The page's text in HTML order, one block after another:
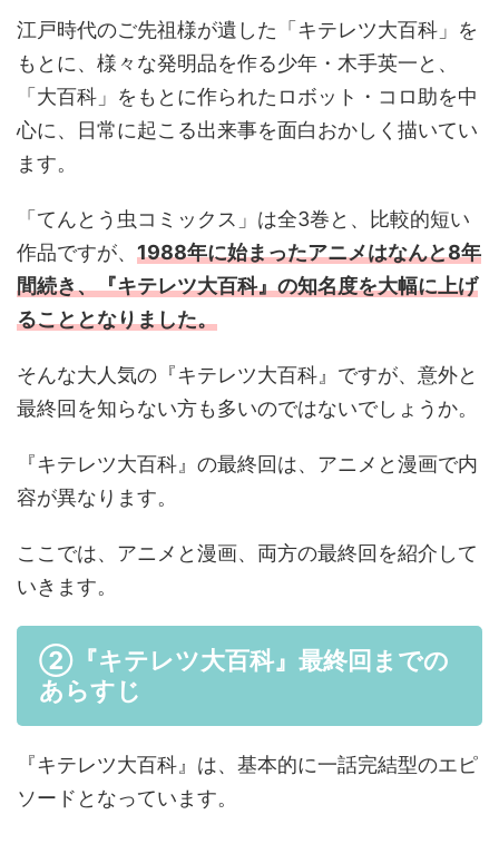
江戸時代のご先祖様が遺した「キテレツ大百科」を
もとに、様々な発明品を作る少年・木手英一と、
「大百科」をもとに作られたロボット・コロ助を中
心に、日常に起こる出来事を面白おかしく描いてい
ます。
「てんとう虫コミックス」は全3巻と、比較的短い
作品ですが、 1988年に始まったアニメはなんと8年
間続き、『キテレツ大百科』の知名度を大幅に上げ
ることとなりました。
そんな大人気の『キテレツ大百科』ですが、意外と
最終回を知らない方も多いのではないでしょうか。
『キテレツ大百科』の最終回は、アニメと漫画で内
容が異なります。
ここでは、アニメと漫画、両方の最終回を紹介して
いきます。
②『キテレツ大百科』最終回までの
あらすじ
『キテレツ大百科』は、基本的に一話完結型のエピ
ソードとなっています。